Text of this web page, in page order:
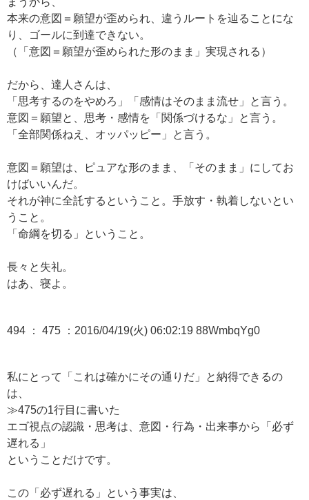
本来の意図＝願望が歪められ、違うルートを辿ることにな
り、ゴールに到達できない。
（「意図＝願望が歪められた形のまま」実現される）
だから、達人さんは、
「思考するのをやめろ」「感情はそのまま流せ」と言う。
意図＝願望と、思考・感情を「関係づけるな」と言う。
「全部関係ねえ、オッパッピー」と言う。
意図＝願望は、ピュアな形のまま、「そのまま」にしてお
けばいいんだ。
それが神に全託するということ。手放す・執着しないとい
うこと。
「命綱を切る」ということ。
長々と失礼。
はあ、寝よ。
494 ： 475 ：2016/04/19(火) 06:02:19 88WmbqYg0
私にとって「これは確かにその通りだ」と納得できるの
は、
≫475の1行目に書いた
エゴ視点の認識・思考は、意図・行為・出来事から「必ず
遅れる」
ということだけです。
この「必ず遅れる」という事実は、